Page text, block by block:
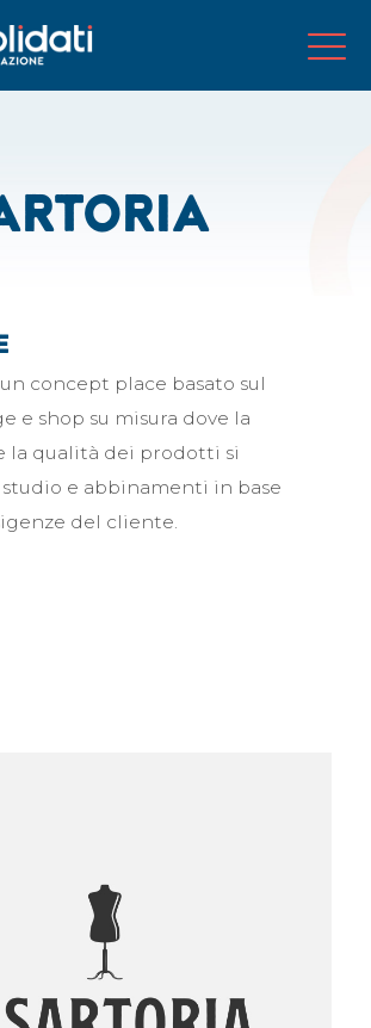
concept place basato sul
e shop su misura dove la
la qualità dei prodotti si
e abbinamenti in base
del cliente.